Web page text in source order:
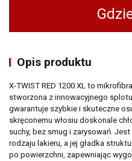
Opis produktu
X-TWIST RED 1200 XL to
stworzona z innowacyjnego
gwarantuje szybkie i skuteczne
skręconemu włosiu doskonale
suchy, bez smug i zarysowań.
rodzaju lakieru, a jej gładka
po powierzchni, zapewniając